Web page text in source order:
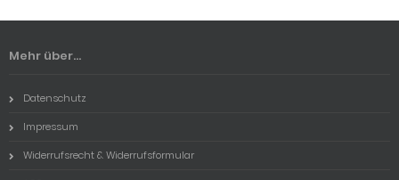
Mehr über...
Datenschutz
Impressum
Widerrufsrecht & Widerrufsformular